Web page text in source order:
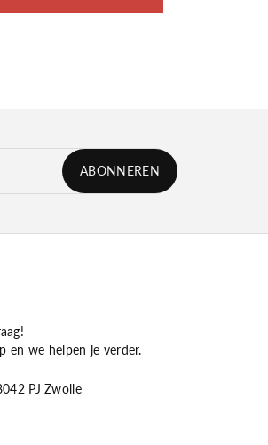
ABONNEREN
en we helpen je verder.
PJ Zwolle